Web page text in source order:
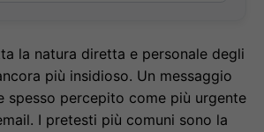
la natura diretta e personale degli
più insidioso. Un messaggio
spesso percepito come più urgente
I pretesti più comuni sono la